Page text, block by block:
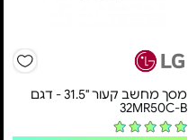
מסך מחשב קעור "31.5 - דגם
32MR50C-B